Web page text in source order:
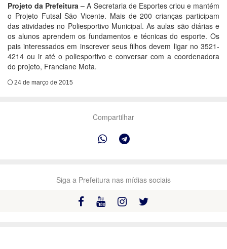
Projeto da Prefeitura – A Secretaria de Esportes criou e mantém
o Projeto Futsal São Vicente. Mais de 200 crianças participam
das atividades no Poliesportivo Municipal. As aulas são diárias e
os alunos aprendem os fundamentos e técnicas do esporte. Os
pais interessados em inscrever seus filhos devem ligar no 3521-
4214 ou ir até o poliesportivo e conversar com a coordenadora
do projeto, Franciane Mota.
24 de março de 2015
Compartilhar
Siga a Prefeitura nas mídias sociais